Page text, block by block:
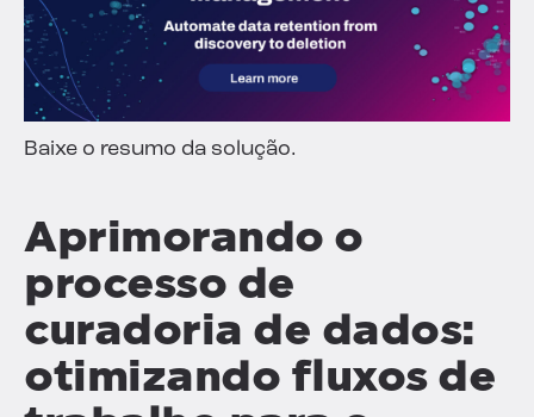
Baixe o resumo da solução.
Aprimorando o
processo de
curadoria de dados:
otimizando fluxos de